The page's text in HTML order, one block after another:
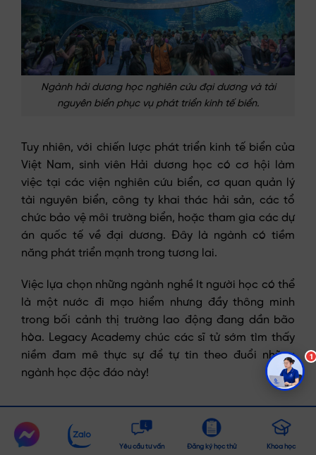
Ngành hải dương học nghiên cứu đại dương và tài
nguyên biển phục vụ phát triển kinh tế biển.
Tuy nhiên, với chiến lược phát triển kinh tế biển của
Việt Nam, sinh viên Hải dương học có cơ hội làm
việc tại các viện nghiên cứu biển, cơ quan quản lý
tài nguyên biển, công ty khai thác hải sản, các tổ
chức bảo vệ môi trường biển, hoặc tham gia các dự
án quốc tế về đại dương. Đây là ngành có tiềm
năng phát triển mạnh trong tương lai.
Việc lựa chọn những ngành nghề ít người học có thể
là một nước đi mạo hiểm nhưng đầy thông minh
trong bối cảnh thị trường lao động đang dần bão
hòa. Legacy Academy chúc các sĩ tử sớm tìm thấy
niềm đam mê thực sự để tự tin theo đuổi những
ngành học độc đáo này!
Chat
messenger
Chat
Yêu cầu tư vấn Đăng ký học thử Khóa học